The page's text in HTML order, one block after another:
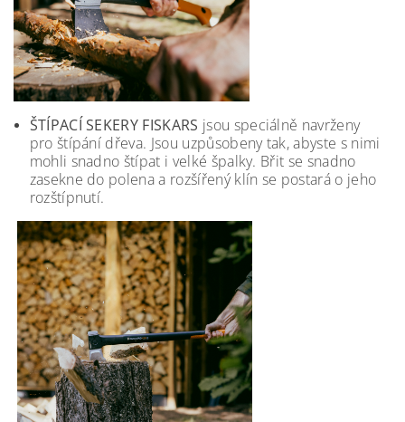
ŠTÍPACÍ SEKERY FISKARS jsou speciálně navrženy
pro štípání dřeva. Jsou uzpůsobeny tak, abyste s nimi
mohli snadno štípat i velké špalky. Břit se snadno
zasekne do polena a rozšířený klín se postará o jeho
rozštípnutí.